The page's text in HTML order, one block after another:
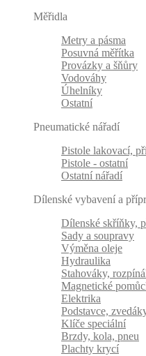
Měřidla
Metry a pásma
Posuvná měřítka
Provázky a šňůry
Vodováhy
Úhelníky
Ostatní
Pneumatické nářadí
Pistole lakovací,
Pistole - ostatní
Ostatní nářadí
Dílenské vybavení a
Dílenské skříňky,
Sady a soupravy
Výměna oleje
Hydraulika
Stahováky,
Magnetické
Elektrika
Podstavce,
Klíče speciální
Brzdy, kola, pneu
Plachty krycí